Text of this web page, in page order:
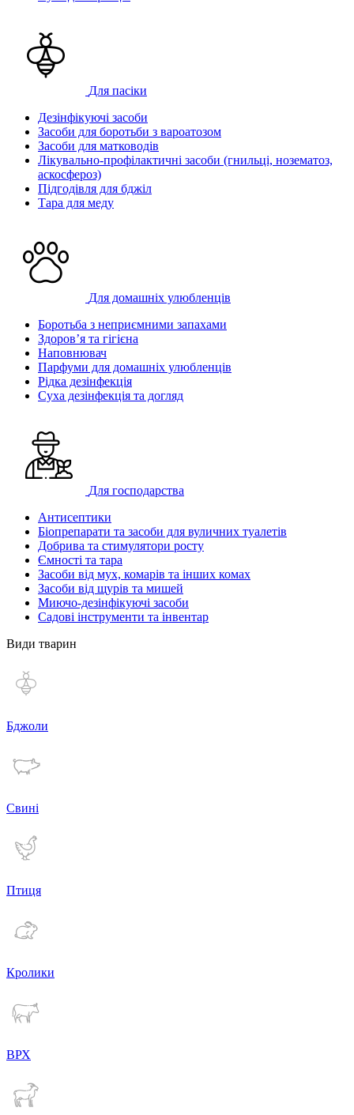
Для пасіки
Дезінфікуючі засоби
Засоби для боротьби з вароатозом
Засоби для матководів
Лікувально-профілактичні засоби (гнильці, нозематоз,
аскосфероз)
Підгодівля для бджіл
Тара для меду
Для домашніх улюбленців
Боротьба з неприємними запахами
Здоров’я та гігієна
Наповнювач
Парфуми для домашніх улюбленців
Рідка дезінфекція
Суха дезінфекція та догляд
Для господарства
Антисептики
Біопрепарати та засоби для вуличних туалетів
Добрива та стимулятори росту
Ємності та тара
Засоби від мух, комарів та інших комах
Засоби від щурів та мишей
Миючо-дезінфікуючі засоби
Садові інструменти та інвентар
Види тварин
Бджоли
Свині
Птиця
Кролики
ВРХ